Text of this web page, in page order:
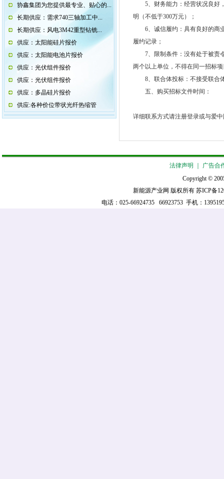
协鑫集团为您提供最专业、贴心的...
长期供应：需求740三轴加工中...
长期供应：风电3M42重型钻铣...
供应：太阳能硅片报价
供应：太阳能电池片报价
供应：光伏组件报价
供应：光伏组件报价
供应：多晶硅片报价
供应:各种价位带状光纤热缩管
5、财务能力：经营状况良好，
明（不低于300万元）；
6、诚信履约：具有良好的商业
履约记录；
7、限制条件：没有处于被责令
两个以上单位，不得在同一招标
8、联合体投标：不接受联合
五、购买招标文件时间：
详细联系方式请注册登录或与爱
法律声明
广告合
Copyright ©
新能源产业网 版权所有 苏ICP备
电话：025-66924735 66923753 手机：